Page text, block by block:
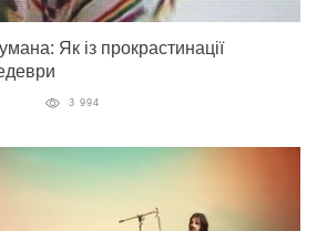
Як із прокрастинації
3 994